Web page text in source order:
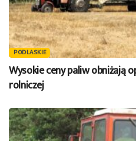
PODLASKIE
Wysokie ceny paliw obniżają
rolniczej